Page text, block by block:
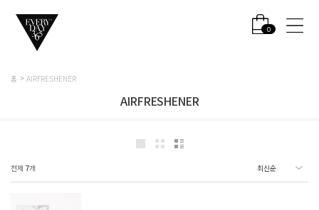
0
홈 AIRFRESHENER
AIRFRESHENER
전체 7개